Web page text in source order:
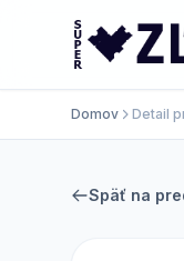
Domov Detail
Späť na